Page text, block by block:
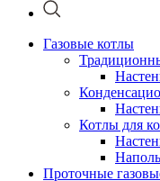
Газовые котлы
Котлы для
Проточные